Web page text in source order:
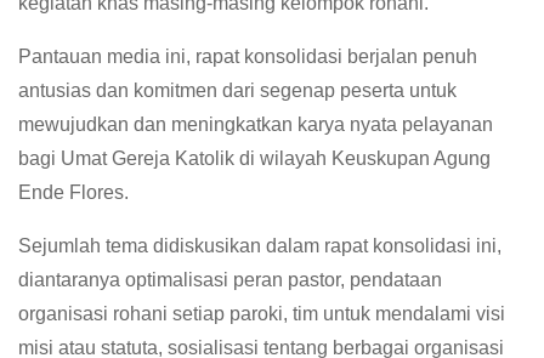
Pantauan media ini, rapat konsolidasi berjalan penuh
antusias dan komitmen dari segenap peserta untuk
mewujudkan dan meningkatkan karya nyata pelayanan
bagi Umat Gereja Katolik di wilayah Keuskupan Agung
Ende Flores.
Sejumlah tema didiskusikan dalam rapat konsolidasi ini,
diantaranya optimalisasi peran pastor, pendataan
organisasi rohani setiap paroki, tim untuk mendalami visi
misi atau statuta, sosialisasi tentang berbagai organisasi